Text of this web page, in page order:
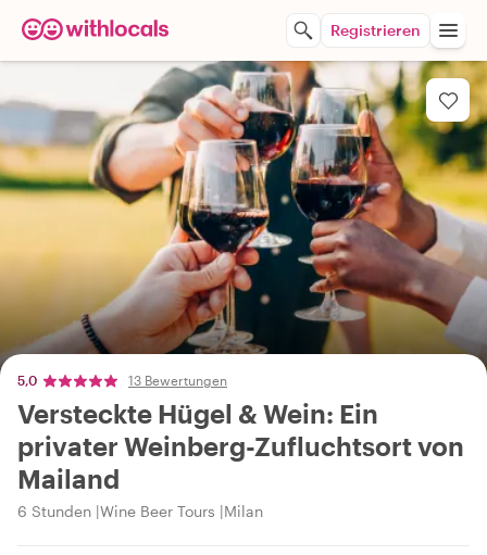
Registrieren
5,0 13 Bewertungen
Versteckte Hügel & Wein: Ein
privater Weinberg-Zufluchtsort von
Mailand
6 Stunden Wine Beer Tours Milan